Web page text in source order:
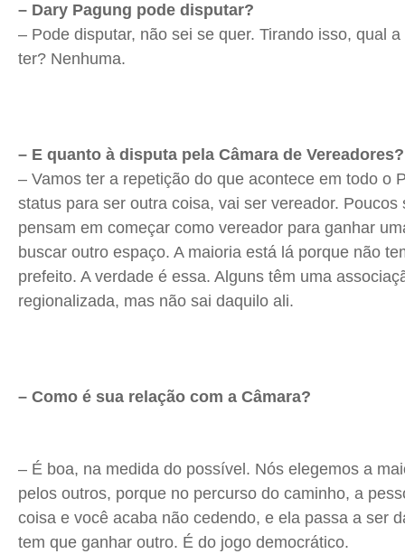
– Dary Pagung pode disputar?
– Pode disputar, não sei se quer. Tirando isso, qual
ter? Nenhuma.
– E quanto à disputa pela Câmara de Vereadores?
– Vamos ter a repetição do que acontece em todo o
status para ser outra coisa, vai ser vereador. Poucos
pensam em começar como vereador para ganhar
buscar outro espaço. A maioria está lá porque não
prefeito. A verdade é essa. Alguns têm uma
regionalizada, mas não sai daquilo ali.
– Como é sua relação com a Câmara?
– É boa, na medida do possível. Nós elegemos a
pelos outros, porque no percurso do caminho, a
coisa e você acaba não cedendo, e ela passa a ser
tem que ganhar outro. É do jogo democrático.